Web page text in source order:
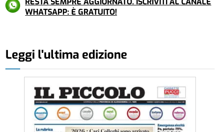
WHATSAPP: È GRATUITO!
Leggi l'ultima edizione